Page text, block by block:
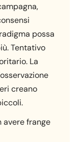
possa
Tentativo
La
creano
avere frange